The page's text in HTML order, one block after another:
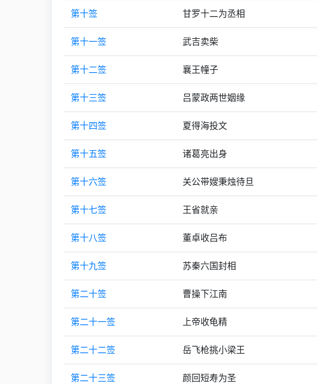
第十签 甘罗十二为丞相
第十一签 武吉卖柴
第十二签 襄王幢子
第十三签 吕蒙政两世姻缘
第十四签 夏得海投文
第十五签 诸葛亮出身
第十六签 关公带嫂秉烛待旦
第十七签 王省就亲
第十八签 董卓收吕布
第十九签 苏秦六国封相
第二十签 曹操下江南
第二十一签 上帝收龟精
第二十二签 岳飞枪挑小梁王
第二十三签 颜回短寿为圣